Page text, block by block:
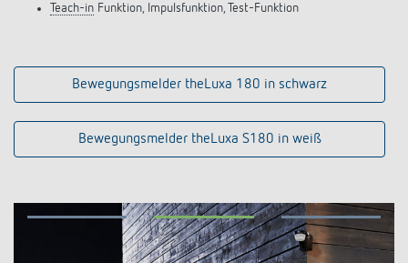
Teach-in Funktion, Impulsfunktion, Test-Funktion
Bewegungsmelder theLuxa 180 in schwarz
Bewegungsmelder theLuxa S180 in weiß